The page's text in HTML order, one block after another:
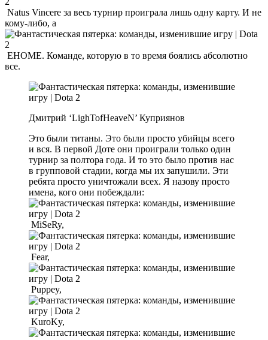
Natus Vincere за весь турнир проиграла лишь одну карту. И не
кому-либо, а
EHOME. Команде, которую в то время боялись абсолютно
все.
Дмитрий ‘LighTofHeaveN’ Куприянов
Это были титаны. Это были просто убийцы всего
и вся. В первой Доте они проиграли только один
турнир за полтора года. И то это было против нас
в групповой стадии, когда мы их запушили. Эти
ребята просто уничтожали всех. Я назову просто
имена, кого они побеждали:
MiSeRy,
Fear,
Puppey,
KuroKy,